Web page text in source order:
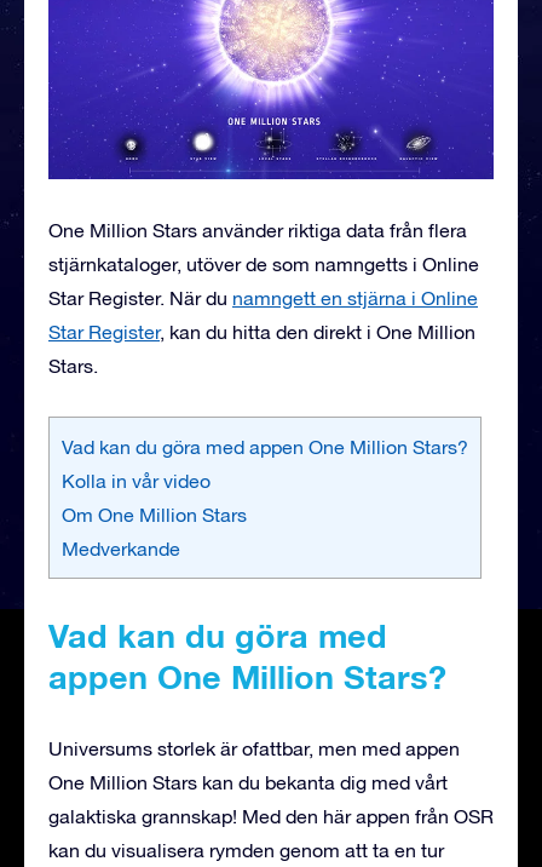
One Million Stars använder riktiga data från flera
stjärnkataloger, utöver de som namngetts i Online
Star Register. När du namngett en stjärna i Online
Star Register, kan du hitta den direkt i One Million
Stars.
Vad kan du göra med appen One Million Stars?
Kolla in vår video
Om One Million Stars
Medverkande
Vad kan du göra med
appen One Million Stars?
Universums storlek är ofattbar, men med appen
One Million Stars kan du bekanta dig med vårt
galaktiska grannskap! Med den här appen från OSR
kan du visualisera rymden genom att ta en tur